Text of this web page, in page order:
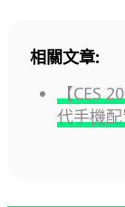
相關文章:
【CES
代手機